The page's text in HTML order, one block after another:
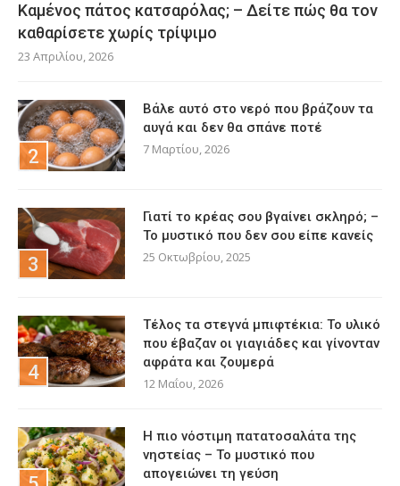
Καμένος πάτος κατσαρόλας; – Δείτε πώς θα τον
καθαρίσετε χωρίς τρίψιμο
23 Απριλίου, 2026
Βάλε αυτό στο νερό που βράζουν τα
αυγά και δεν θα σπάνε ποτέ
7 Μαρτίου, 2026
Γιατί το κρέας σου βγαίνει σκληρό; –
Το μυστικό που δεν σου είπε κανείς
25 Οκτωβρίου, 2025
Τέλος τα στεγνά μπιφτέκια: Το υλικό
που έβαζαν οι γιαγιάδες και γίνονταν
αφράτα και ζουμερά
12 Μαΐου, 2026
Η πιο νόστιμη πατατοσαλάτα της
νηστείας – Το μυστικό που
απογειώνει τη γεύση